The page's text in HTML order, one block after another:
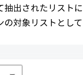
抽出されたリスト
の対象リストとし